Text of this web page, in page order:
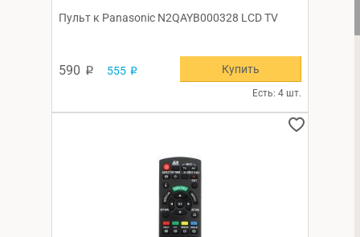
Пульт к Panasonic N2QAYB000328 LCD TV
590 p 555 p
Есть: 4 шт.
Купить